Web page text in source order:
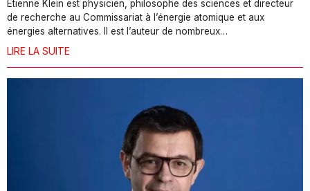
Étienne Klein est physicien, philosophe des sciences et directeur
de recherche au Commissariat à l’énergie atomique et aux
énergies alternatives. Il est l’auteur de nombreux…
LIRE LA SUITE